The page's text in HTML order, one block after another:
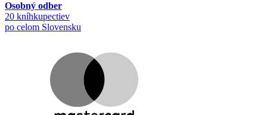
Osobný odber
20 kníhkupectiev
po celom Slovensku